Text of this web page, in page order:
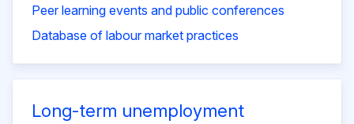
Peer learning events and public conferences
Database of labour market practices
Long-term unemployment